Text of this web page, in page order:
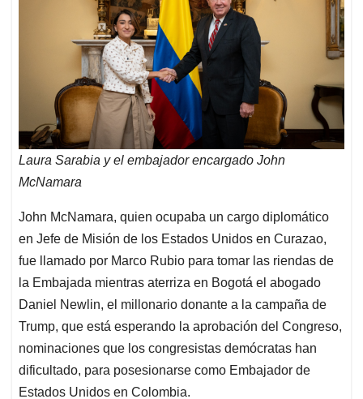
Laura Sarabia y el embajador encargado John
McNamara
John McNamara, quien ocupaba un cargo diplomático
en Jefe de Misión de los Estados Unidos en Curazao,
fue llamado por Marco Rubio para tomar las riendas de
la Embajada mientras aterriza en Bogotá el abogado
Daniel Newlin, el millonario donante a la campaña de
Trump, que está esperando la aprobación del Congreso,
nominaciones que los congresistas demócratas han
dificultado, para posesionarse como Embajador de
Estados Unidos en Colombia.